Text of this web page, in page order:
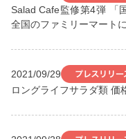
Salad Cafe監修第4弾 「
全国のファミリーマート
2021/09/29
ロングライフサラダ類 価